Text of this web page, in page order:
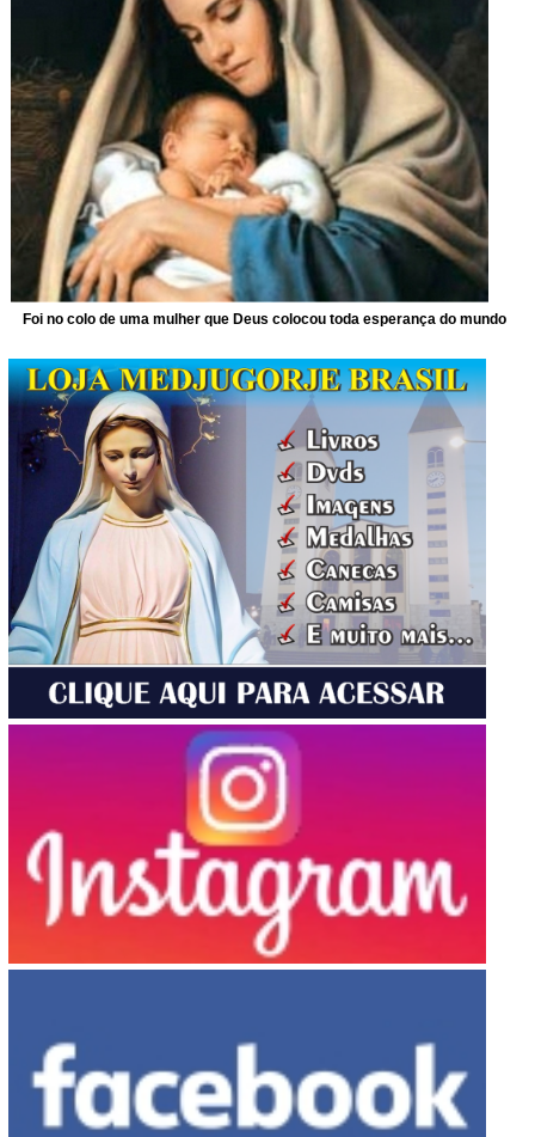
Foi no colo de uma mulher que Deus colocou toda esperança do mundo